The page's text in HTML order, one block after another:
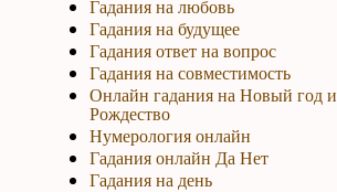
Гадания на любовь
Гадания на будущее
Гадания ответ на вопрос
Гадания на совместимость
Онлайн гадания на Новый год и
Рождество
Нумерология онлайн
Гадания онлайн Да Нет
Гадания на день